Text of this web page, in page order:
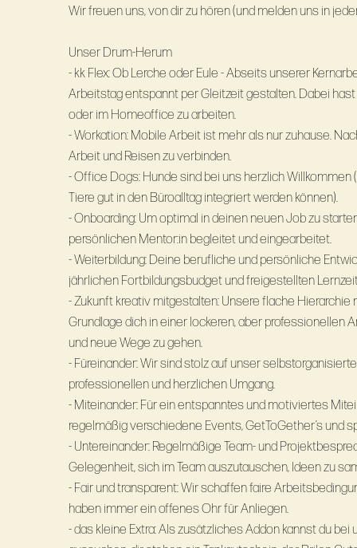
Wir freuen uns, von dir zu hören (und melden uns in
Unser Drum-Herum
- kk Flex: Ob Lerche oder Eule - Abseits unserer
Arbeitstag entspannt per Gleitzeit gestalten. Dabei
oder im Homeoffice zu arbeiten.
- Workation: Mobile Arbeit ist mehr als nur zuhause.
Arbeit und Reisen zu verbinden.
- Office Dogs: Hunde sind bei uns herzlich Willkommen
Tiere gut in den Büroalltag integriert werden können).
- Onboarding: Um optimal in deinen neuen Job zu
persönlichen Mentor:in begleitet und eingearbeitet.
- Weiterbildung: Deine berufliche und persönliche
jährlichen Fortbildungsbudget und freigestellten
- Zukunft kreativ mitgestalten: Unsere flache
Grundlage dich in einer lockeren, aber professionellen
und neue Wege zu gehen.
- Füreinander: Wir sind stolz auf unser
professionellen und herzlichen Umgang.
- Miteinander: Für ein entspanntes und motiviertes
regelmäßig verschiedene Events, GetToGether’s und
- Untereinander: Regelmäßige Team- und
Gelegenheit, sich im Team auszutauschen, Ideen zu
- Fair und transparent: Wir schaffen faire
haben immer ein offenes Ohr für Anliegen.
- das kleine Extra: Als zusätzliches Addon kannst du